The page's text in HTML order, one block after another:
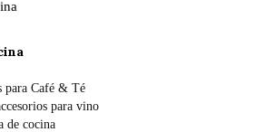
para Café & Té
para vino
de cocina